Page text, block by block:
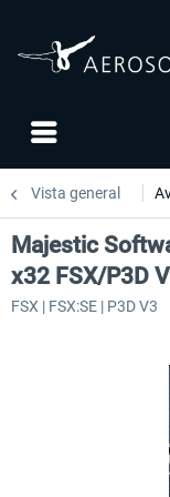
Vista general
Majestic
x32 FSX/P3D
FSX | FSX:SE | P3D V3